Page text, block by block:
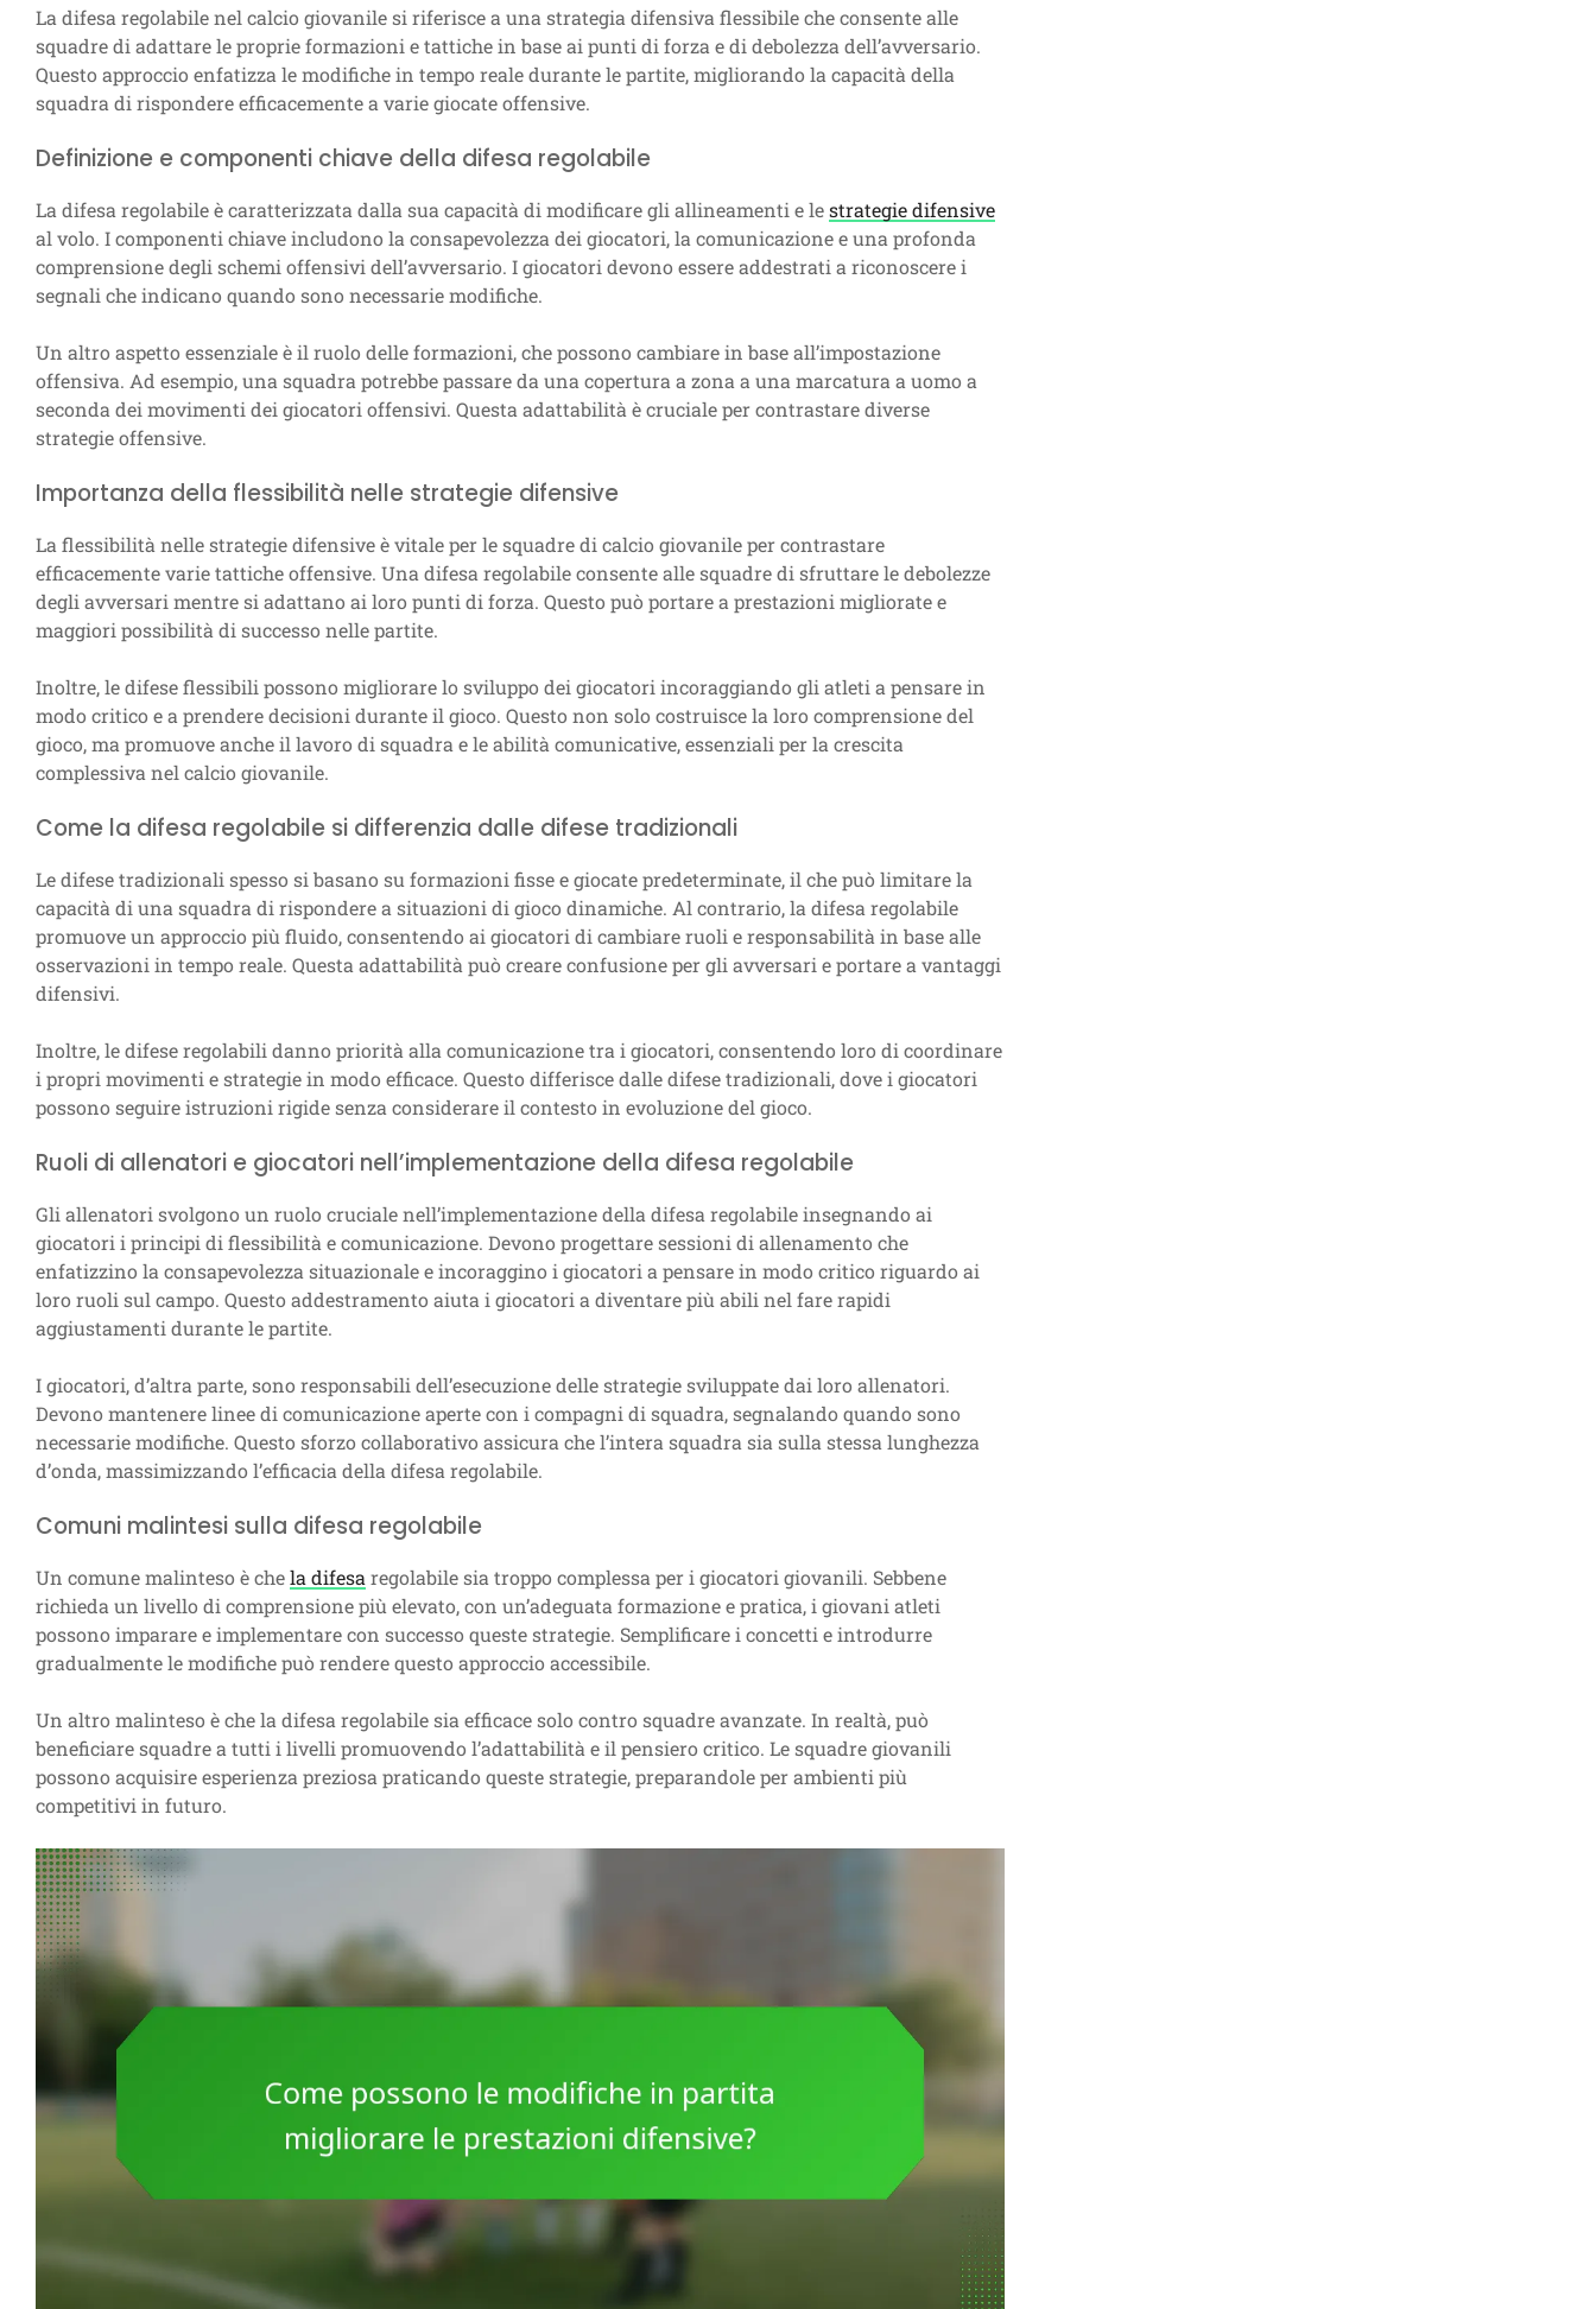
La difesa regolabile nel calcio giovanile si riferisce a una strategia difensiva flessibile che consente alle
squadre di adattare le proprie formazioni e tattiche in base ai punti di forza e di debolezza dell’avversario.
Questo approccio enfatizza le modifiche in tempo reale durante le partite, migliorando la capacità della
squadra di rispondere efficacemente a varie giocate offensive.
Definizione e componenti chiave della difesa regolabile
La difesa regolabile è caratterizzata dalla sua capacità di modificare gli allineamenti e lestrategie difensive
al volo. I componenti chiave includono la consapevolezza dei giocatori, la comunicazione e una profonda
comprensione degli schemi offensivi dell’avversario. I giocatori devono essere addestrati a riconoscere i
segnali che indicano quando sono necessarie modifiche.
Un altro aspetto essenziale è il ruolo delle formazioni, che possono cambiare in base all’impostazione
offensiva. Ad esempio, una squadra potrebbe passare da una copertura a zona a una marcatura a uomo a
seconda dei movimenti dei giocatori offensivi. Questa adattabilità è cruciale per contrastare diverse
strategie offensive.
Importanza della flessibilità nelle strategie difensive
La flessibilità nelle strategie difensive è vitale per le squadre di calcio giovanile per contrastare
efficacemente varie tattiche offensive. Una difesa regolabile consente alle squadre di sfruttare le debolezze
degli avversari mentre si adattano ai loro punti di forza. Questo può portare a prestazioni migliorate e
maggiori possibilità di successo nelle partite.
Inoltre, le difese flessibili possono migliorare lo sviluppo dei giocatori incoraggiando gli atleti a pensare in
modo critico e a prendere decisioni durante il gioco. Questo non solo costruisce la loro comprensione del
gioco, ma promuove anche il lavoro di squadra e le abilità comunicative, essenziali per la crescita
complessiva nel calcio giovanile.
Come la difesa regolabile si differenzia dalle difese tradizionali
Le difese tradizionali spesso si basano su formazioni fisse e giocate predeterminate, il che può limitare la
capacità di una squadra di rispondere a situazioni di gioco dinamiche. Al contrario, la difesa regolabile
promuove un approccio più fluido, consentendo ai giocatori di cambiare ruoli e responsabilità in base alle
osservazioni in tempo reale. Questa adattabilità può creare confusione per gli avversari e portare a vantaggi
difensivi.
Inoltre, le difese regolabili danno priorità alla comunicazione tra i giocatori, consentendo loro di coordinare
i propri movimenti e strategie in modo efficace. Questo differisce dalle difese tradizionali, dove i giocatori
possono seguire istruzioni rigide senza considerare il contesto in evoluzione del gioco.
Ruoli di allenatori e giocatori nell’implementazione della difesa regolabile
Gli allenatori svolgono un ruolo cruciale nell’implementazione della difesa regolabile insegnando ai
giocatori i principi di flessibilità e comunicazione. Devono progettare sessioni di allenamento che
enfatizzino la consapevolezza situazionale e incoraggino i giocatori a pensare in modo critico riguardo ai
loro ruoli sul campo. Questo addestramento aiuta i giocatori a diventare più abili nel fare rapidi
aggiustamenti durante le partite.
I giocatori, d’altra parte, sono responsabili dell’esecuzione delle strategie sviluppate dai loro allenatori.
Devono mantenere linee di comunicazione aperte con i compagni di squadra, segnalando quando sono
necessarie modifiche. Questo sforzo collaborativo assicura che l’intera squadra sia sulla stessa lunghezza
d’onda, massimizzando l’efficacia della difesa regolabile.
Comuni malintesi sulla difesa regolabile
Un comune malinteso è chela difesaregolabile sia troppo complessa per i giocatori giovanili. Sebbene
richieda un livello di comprensione più elevato, con un’adeguata formazione e pratica, i giovani atleti
possono imparare e implementare con successo queste strategie. Semplificare i concetti e introdurre
gradualmente le modifiche può rendere questo approccio accessibile.
Un altro malinteso è che la difesa regolabile sia efficace solo contro squadre avanzate. In realtà, può
beneficiare squadre a tutti i livelli promuovendo l’adattabilità e il pensiero critico. Le squadre giovanili
possono acquisire esperienza preziosa praticando queste strategie, preparandole per ambienti più
competitivi in futuro.